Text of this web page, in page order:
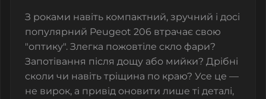
З роками навіть компактний, зручний і досі
популярний Peugeot 206 втрачає свою
"оптику". Злегка пожовтіле скло фари?
Запотівання після дощу або мийки? Дрібні
сколи чи навіть тріщина по краю? Усе це —
не вирок, а привід оновити лише ті деталі,